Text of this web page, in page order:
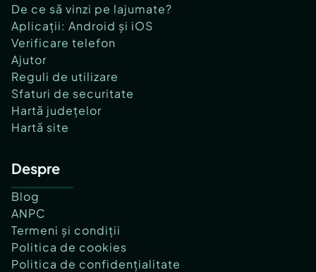
De ce să vinzi pe lajumate?
Aplicații: Android și iOS
Verificare telefon
Ajutor
Reguli de utilizare
Sfaturi de securitate
Hartă județelor
Hartă site
Despre
Blog
ANPC
Termeni și condiții
Politica de cookies
Politica de confidențialitate